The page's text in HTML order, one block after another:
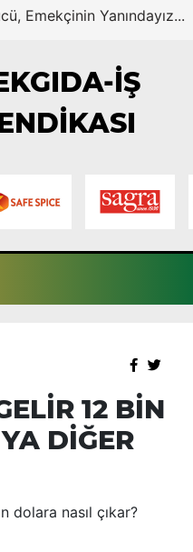
Emekçinin Yanındayız...
İŞ
12 BİN
DİĞER
dolara nasıl çıkar?